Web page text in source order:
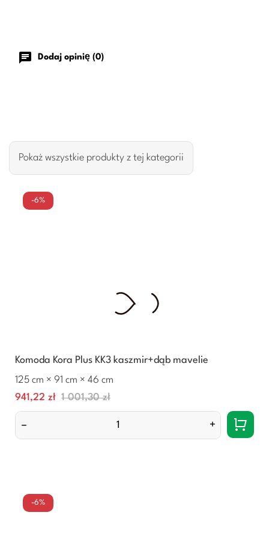
chat Dodaj opinię (0)
Pokaż wszystkie produkty z tej kategorii
-6%
Komoda Kora Plus KK3 kaszmir+dąb mavelie
125 cm × 91 cm × 46 cm
Cena
941,22 zł Normalna
cena
1 001,30 zł
– +
-6%